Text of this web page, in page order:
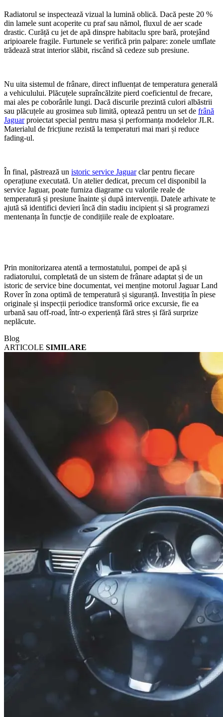
Radiatorul se inspectează vizual la lumină oblică. Dacă peste 20 %
din lamele sunt acoperite cu praf sau nămol, fluxul de aer scade
drastic. Curăță cu jet de apă dinspre habitaclu spre bară, protejând
aripioarele fragile. Furtunele se verifică prin palpare: zonele umflate
trădează strat interior slăbit, riscând să cedeze sub presiune.
Nu uita sistemul de frânare, direct influențat de temperatura generală
a vehiculului. Plăcuțele supraîncălzite pierd coeficientul de frecare,
mai ales pe coborârile lungi. Dacă discurile prezintă culori albăstrii
sau plăcuțele au grosimea sub limită, optează pentru un set de frână
Jaguarproiectat special pentru masa și performanța modelelor JLR.
Materialul de fricțiune rezistă la temperaturi mai mari și reduce
fading-ul.
În final, păstrează un istoric service Jaguarclar pentru fiecare
operațiune executată. Un atelier dedicat, precum cel disponibil la
service Jaguar, poate furniza diagrame cu valorile reale de
temperatură și presiune înainte și după intervenții. Datele arhivate te
ajută să identifici devieri încă din stadiu incipient și să programezi
mentenanța în funcție de condițiile reale de exploatare.
Prin monitorizarea atentă a termostatului, pompei de apă și
radiatorului, completată de un sistem de frânare adaptat și de un
istoric de service bine documentat, vei menține motorul Jaguar Land
Rover în zona optimă de temperatură și siguranță. Investiția în piese
originale și inspecții periodice transformă orice excursie, fie ea
urbană sau off-road, într-o experiență fără stres și fără surprize
neplăcute.
Blog
ARTICOLE SIMILARE